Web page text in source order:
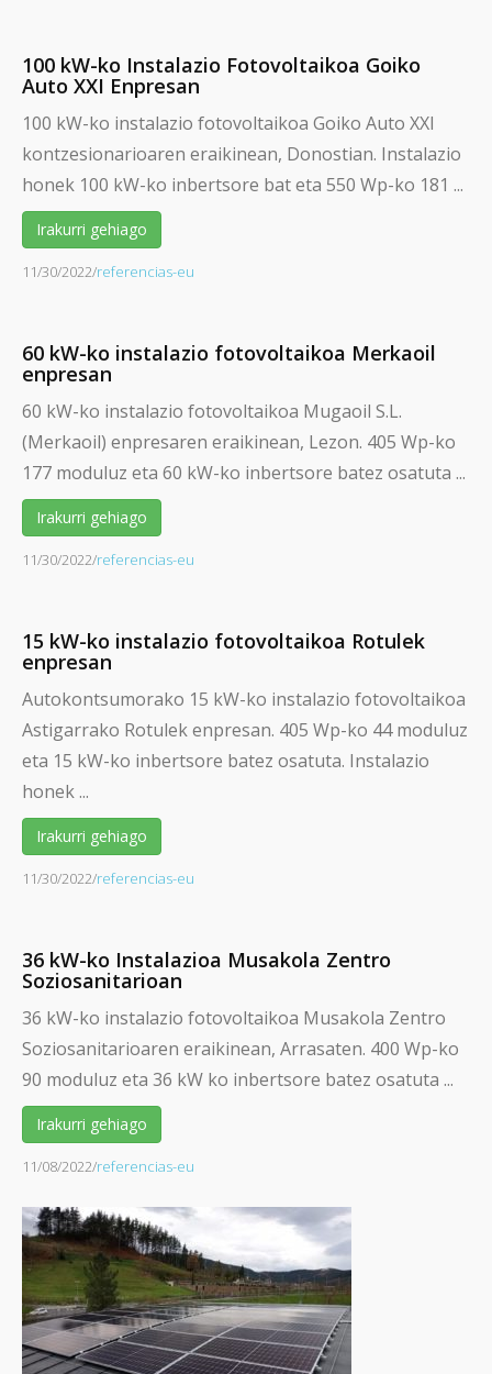
100 kW-ko Instalazio Fotovoltaikoa Goiko
Auto XXI Enpresan
100 kW-ko instalazio fotovoltaikoa Goiko Auto XXI
kontzesionarioaren eraikinean, Donostian. Instalazio
honek 100 kW-ko inbertsore bat eta 550 Wp-ko 181 ...
Irakurri gehiago
11/30/2022/referencias-eu
60 kW-ko instalazio fotovoltaikoa Merkaoil
enpresan
60 kW-ko instalazio fotovoltaikoa Mugaoil S.L.
(Merkaoil) enpresaren eraikinean, Lezon. 405 Wp-ko
177 moduluz eta 60 kW-ko inbertsore batez osatuta ...
Irakurri gehiago
11/30/2022/referencias-eu
15 kW-ko instalazio fotovoltaikoa Rotulek
enpresan
Autokontsumorako 15 kW-ko instalazio fotovoltaikoa
Astigarrako Rotulek enpresan. 405 Wp-ko 44 moduluz
eta 15 kW-ko inbertsore batez osatuta. Instalazio
honek ...
Irakurri gehiago
11/30/2022/referencias-eu
36 kW-ko Instalazioa Musakola Zentro
Soziosanitarioan
36 kW-ko instalazio fotovoltaikoa Musakola Zentro
Soziosanitarioaren eraikinean, Arrasaten. 400 Wp-ko
90 moduluz eta 36 kW ko inbertsore batez osatuta ...
Irakurri gehiago
11/08/2022/referencias-eu